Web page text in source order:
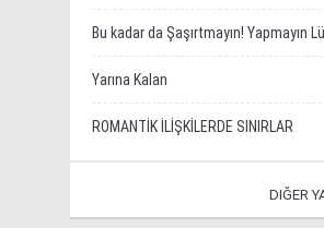
Bu kadar da Şaşırtmayın! Yapmayın
Yarına Kalan
ROMANTİK İLİŞKİLERDE SINIRLAR
DIĞER